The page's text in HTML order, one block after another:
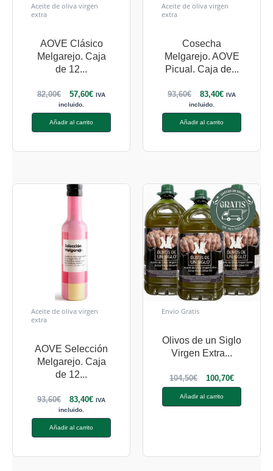
Aceite de oliva virgen
extra
AOVE Clásico
Melgarejo. Caja
de 12...
82,00€ 57,60€ IVA
incluido.
Añadir al carrito
Aceite de oliva virgen
extra
Cosecha
Melgarejo. AOVE
Picual. Caja de...
93,60€ 83,40€ IVA
incluido.
Añadir al carrito
Aceite de oliva virgen
extra
AOVE Selección
Melgarejo. Caja
de 12...
93,60€ 83,40€ IVA
incluido.
Añadir al carrito
Envio Gratis
Olivos de un Siglo
Virgen Extra...
104,50€ 100,70€
Añadir al carrito